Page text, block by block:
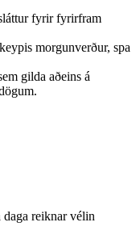
fyrir fyrirfram
morgunverður, spa
gilda aðeins á
reiknar vélin